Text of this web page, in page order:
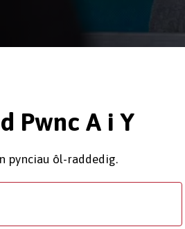
Pwnc A i Y
pynciau ôl-raddedig.